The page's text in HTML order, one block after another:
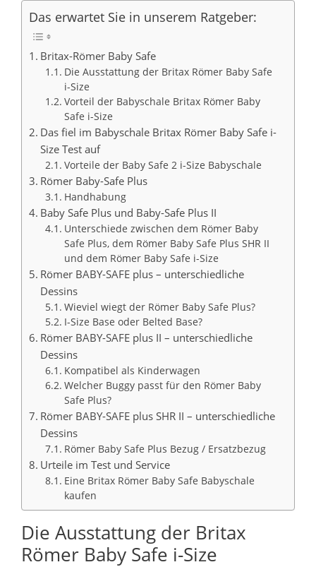
Das erwartet Sie in unserem Ratgeber:
Britax-Römer Baby Safe
Die Ausstattung der Britax Römer Baby Safe
i-Size
Vorteil der Babyschale Britax Römer Baby
Safe i-Size
Das fiel im Babyschale Britax Römer Baby Safe i-
Size Test auf
Vorteile der Baby Safe 2 i-Size Babyschale
Römer Baby-Safe Plus
Handhabung
Baby Safe Plus und Baby-Safe Plus II
Unterschiede zwischen dem Römer Baby
Safe Plus, dem Römer Baby Safe Plus SHR II
und dem Römer Baby Safe i-Size
Römer BABY-SAFE plus – unterschiedliche
Dessins
Wieviel wiegt der Römer Baby Safe Plus?
I-Size Base oder Belted Base?
Römer BABY-SAFE plus II – unterschiedliche
Dessins
Kompatibel als Kinderwagen
Welcher Buggy passt für den Römer Baby
Safe Plus?
Römer BABY-SAFE plus SHR II – unterschiedliche
Dessins
Römer Baby Safe Plus Bezug / Ersatzbezug
Urteile im Test und Service
Eine Britax Römer Baby Safe Babyschale
kaufen
Die Ausstattung der Britax
Römer Baby Safe i-Size